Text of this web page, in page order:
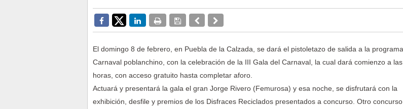
El domingo 8 de febrero, en Puebla de la Calzada, se dará el pistoletazo de salida a la
Carnaval poblanchino, con la celebración de la III Gala del Carnaval, la cual dará comienzo a
horas, con acceso gratuito hasta completar aforo.
Actuará y presentará la gala el gran Jorge Rivero (Femurosa) y esa noche, se disfrutará con la
exhibición, desfile y premios de los Disfraces Reciclados presentados a concurso. Otro concurso